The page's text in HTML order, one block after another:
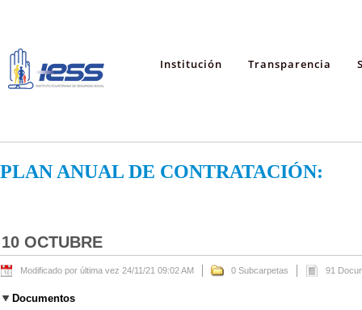
Institución Transparencia
PLAN ANUAL DE CONTRATACIÓN:
10 OCTUBRE
Modificado por última vez 24/11/21 09:02 AM 0 Subcarpetas 91
Documentos